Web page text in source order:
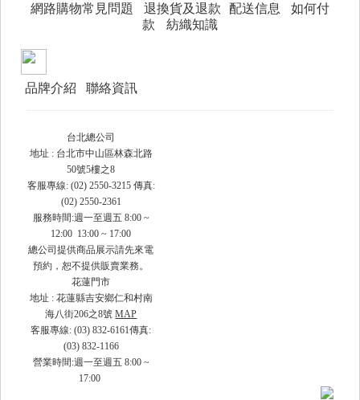
網路購物常見問題 退換貨及退款 配送信息
如何付
款
紡織知識
品牌介紹 聯絡資訊
台北總公司
地址 : 台北市中山區林森北路
50號5樓之8
客服專線: (02) 2550-3215 傳真:
(02) 2550-2361
服務時間:週一至週五 8:00 ~
12:00 13:00 ~ 17:00
總公司提供商品展示請先來電
預約，恕不提供販賣業務。
花蓮門市
地址 : 花蓮縣吉安鄉仁和村南
海八街206之8號MAP
客服專線: (03) 832-6161傳真:
(03) 832-1166
營業時間:週一至週五 8:00 ~
17:00